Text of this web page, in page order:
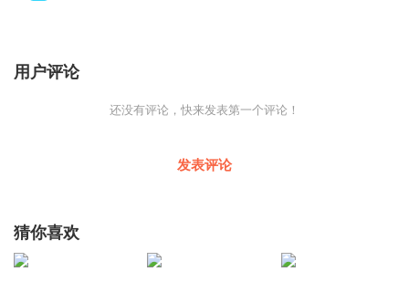
用户评论
还没有评论，快来发表第一个评论！
发表评论
猜你喜欢